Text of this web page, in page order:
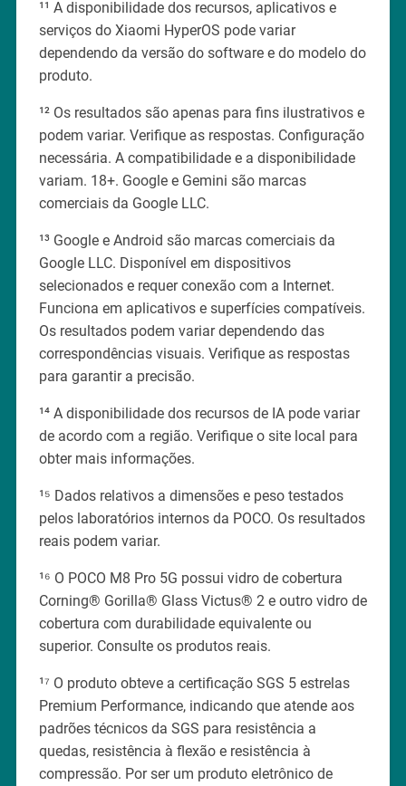
¹¹ A disponibilidade dos recursos, aplicativos e
serviços do Xiaomi HyperOS pode variar
dependendo da versão do software e do modelo do
produto.
¹² Os resultados são apenas para fins ilustrativos e
podem variar. Verifique as respostas. Configuração
necessária. A compatibilidade e a disponibilidade
variam. 18+. Google e Gemini são marcas
comerciais da Google LLC.
¹³ Google e Android são marcas comerciais da
Google LLC. Disponível em dispositivos
selecionados e requer conexão com a Internet.
Funciona em aplicativos e superfícies compatíveis.
Os resultados podem variar dependendo das
correspondências visuais. Verifique as respostas
para garantir a precisão.
¹⁴ A disponibilidade dos recursos de IA pode variar
de acordo com a região. Verifique o site local para
obter mais informações.
¹⁵ Dados relativos a dimensões e peso testados
pelos laboratórios internos da POCO. Os resultados
reais podem variar.
¹⁶ O POCO M8 Pro 5G possui vidro de cobertura
Corning® Gorilla® Glass Victus® 2 e outro vidro de
cobertura com durabilidade equivalente ou
superior. Consulte os produtos reais.
¹⁷ O produto obteve a certificação SGS 5 estrelas
Premium Performance, indicando que atende aos
padrões técnicos da SGS para resistência a
quedas, resistência à flexão e resistência à
compressão. Por ser um produto eletrônico de